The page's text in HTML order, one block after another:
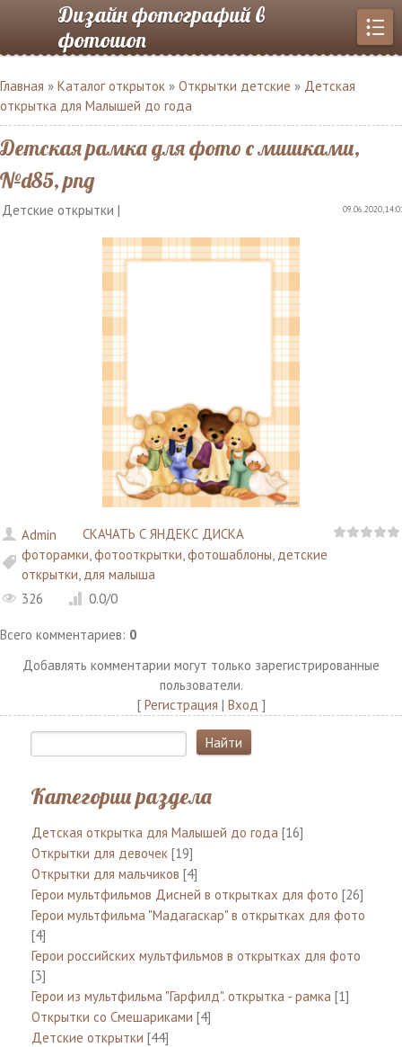
Дизайн фотографий в
фотошоп
Главная » Каталог открыток » Открытки детские » Детская
открытка для Малышей до года
Детская рамка для фото с мишками,
№d85, png
Детские открытки | 09.06.2020,
Admin
СКАЧАТЬ С ЯНДЕКС ДИСКА
фоторамки,фотооткрытки,фотошаблоны, детские
открытки, для малыша
326
0.0/0
Всего комментариев: 0
Добавлять комментарии могут только зарегистрированные
пользователи.
[ Регистрация | Вход ]
Категории раздела
Детская открытка для Малышей до года [16]
Открытки для девочек [19]
Открытки для мальчиков [4]
Герои мультфильмов Дисней в открытках для фото [26]
Герои мультфильма "Мадагаскар" в открытках для фото
[4]
Герои российских мультфильмов в открытках для фото
[3]
Герои из мультфильма "Гарфилд". открытка - рамка [1]
Открытки со Смешариками [4]
Детские открытки [44]